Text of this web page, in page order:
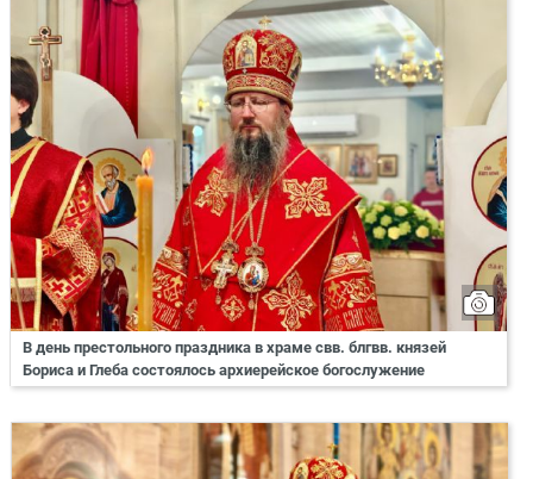
В день престольного праздника в храме свв. блгвв. князей
Бориса и Глеба состоялось архиерейское богослужение